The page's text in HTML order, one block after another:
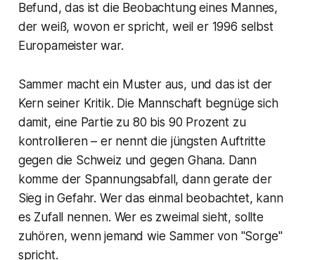
Befund, das ist die Beobachtung eines Mannes,
der weiß, wovon er spricht, weil er 1996 selbst
Europameister war.
Sammer macht ein Muster aus, und das ist der
Kern seiner Kritik. Die Mannschaft begnüge sich
damit, eine Partie zu 80 bis 90 Prozent zu
kontrollieren – er nennt die jüngsten Auftritte
gegen die Schweiz und gegen Ghana. Dann
komme der Spannungsabfall, dann gerate der
Sieg in Gefahr. Wer das einmal beobachtet, kann
es Zufall nennen. Wer es zweimal sieht, sollte
zuhören, wenn jemand wie Sammer von "Sorge"
spricht.